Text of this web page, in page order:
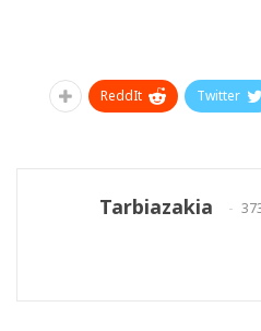
Twitter
ReddIt
Tarbiazakia